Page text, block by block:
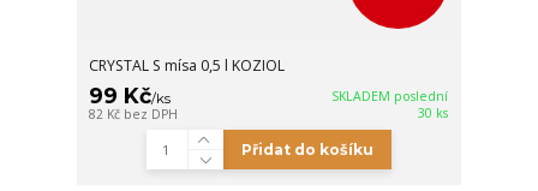
CRYSTAL S mísa 0,5 l KOZIOL
99 Kč/ks
82 Kč bez DPH
SKLADEM poslední
30 ks
Přidat do košíku